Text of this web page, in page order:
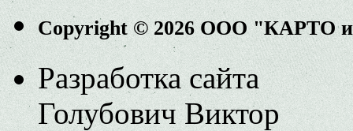
Copyright © 2026 ООО "КАРТО
Разработка сайта
Голубович Виктор